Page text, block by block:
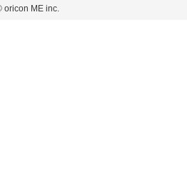
解いただいた上でご覧ください。
ユーザーに合わせたコンテンツや広告の表示、ソー
oricon ME inc.